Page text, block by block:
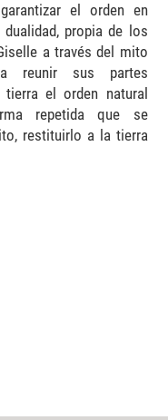
el orden en
propia de los
a través del mito
reunir sus partes
el orden natural
repetida que se
restituirlo a la tierra